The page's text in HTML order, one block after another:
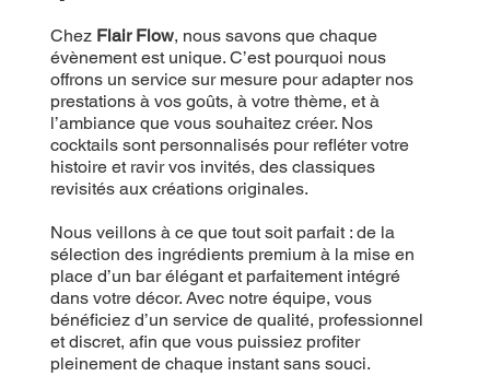
Chez Flair Flow, nous savons que chaque
évènement est unique. C’est pourquoi nous
offrons un service sur mesure pour adapter nos
prestations à vos goûts, à votre thème, et à
l’ambiance que vous souhaitez créer. Nos
cocktails sont personnalisés pour refléter votre
histoire et ravir vos invités, des classiques
revisités aux créations originales.
Nous veillons à ce que tout soit parfait : de la
sélection des ingrédients premium à la mise en
place d’un bar élégant et parfaitement intégré
dans votre décor. Avec notre équipe, vous
bénéficiez d’un service de qualité, professionnel
et discret, afin que vous puissiez profiter
pleinement de chaque instant sans souci.